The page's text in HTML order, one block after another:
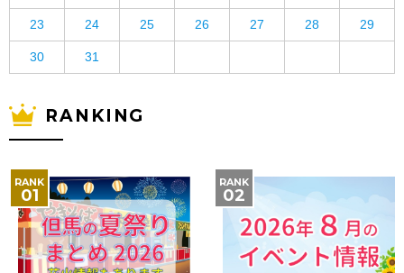
23 24 25 26 27 28 29
30 31
RANKING